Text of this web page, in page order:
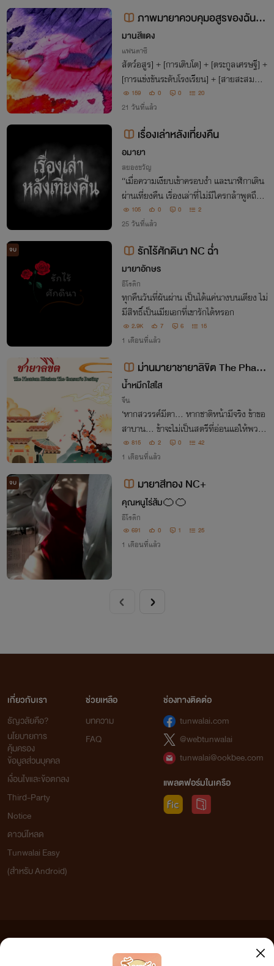
ภาพมายาควบคุมอสูรของฉันดูเ
หมือนจะไม่ค่อยปกติ
มานสีแดง
แฟนตาซี
สัตว์อสูร] + [การเติบโต] + [ตระกูลเศรษฐี] +
[การแข่งขันระดับโรงเรียน] + [สายสะสมสัต
ว์อสูรสุดน่ารัก] + [ไม่มี CP] เมื่อไป๋เหนี่ยวลื
มตาตื่นขึ้นมา เธอก็พบกับพ่อที่เย็นชา น้องช
ายที่ห่างเหิน ส่วนเธอกลายเป
159 0 0 20
21 วันที่แล้ว
เรื่องเล่าหลังเที่ยงคืน
อมายา
สยองขวัญ
“เมื่อความเงียบเข้าครอบงำ และนาฬิกาเดิน
ผ่านเที่ยงคืน เรื่องเล่าที่ไม่มีใครกล้าพูดถึง…
จะเริ่มต้นขึ้น”
105 0 0 2
25 วันที่แล้ว
จบ รักไร้ศักดินา NC ฉ่ำ
มายาอักษร
อีโรติก
ทุกคืนวันที่ผันผ่าน เป็นได้แค่นางบนเตียง ไม่
มีสิทธิ์เป็นเมียเอกที่เขารักได้หรอก
2.9K 7 6 15
1 เดือนที่แล้ว
ม่านมายาชายาลิขิต The Phant
om lllusion: The Consort's Desti
ny
น้ำหมึกใสใส
จีน
‘หากสวรรค์มีตา... หากชาติหน้ามีจริง ข้าขอ
สาบาน... ข้าจะไม่เป็นสตรีที่อ่อนแอให้พวกเ
จ้าเหยียบย่ำอีก ข้าจะกลับมาทวงคืนทุกอย่าง
จะทำให้พวกเจ้าต้องลิ้มรสความตายที่ทรมา
815 2 0 42
1 เดือนที่แล้ว
จบ มายาสีทอง NC+
คุณหนูไร่ส้ม🍊🍊
อีโรติก
691 0 1 25
1 เดือนที่แล้ว
เกี่ยวกับเรา
ธัญวลัยคือ?
นโยบายการ
คุ้มครอง
ข้อมูลส่วนบุคคล
เงื่อนไขและข้อตกลง
Third-Party
Notice
ดาวน์โหลด
Tunwalai Easy
(สำหรับ Android)
ช่วยเหลือ
บทความ
FAQ
ช่องทางติดต่อ
tunwalai.com
@webtunwalai
tunwalai@ookbee.com
แพลตฟอร์มในเครือ
เว็บไซต์แห่งนี้ไม่ได้เห็นด้วยและไม่ขอรับผิดชอบต่อข้อความใดๆ ทั้งสิ้น ดังนั้นผู้อ่านทุกท่านโปรดใช้